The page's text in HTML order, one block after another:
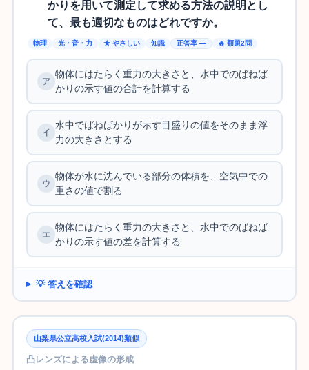
かりを用いて測定して求める方法の説明とし
て、最も適切なものはどれですか。
物理 光・音・力 ★ やさしい 知識 正答率 — 🔥 類題2問
物体にはたらく重力の大きさと、水中でのばねば
かりの示す値の合計を計算する
水中でばねばかりが示す目盛りの値をそのまま浮
力の大きさとする
物体が水に沈んでいる部分の体積を、空気中での
重さの値で割る
物体にはたらく重力の大きさと、水中でのばねば
かりの示す値の差を計算する
💡 答えを確認
山梨県公立高校入試(2014)類似
凸レンズによる虚像の形成